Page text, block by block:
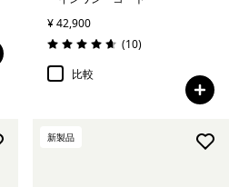
¥ 42,900
評価: 4.7 / 5
(10レビュー
)
比較
新製品